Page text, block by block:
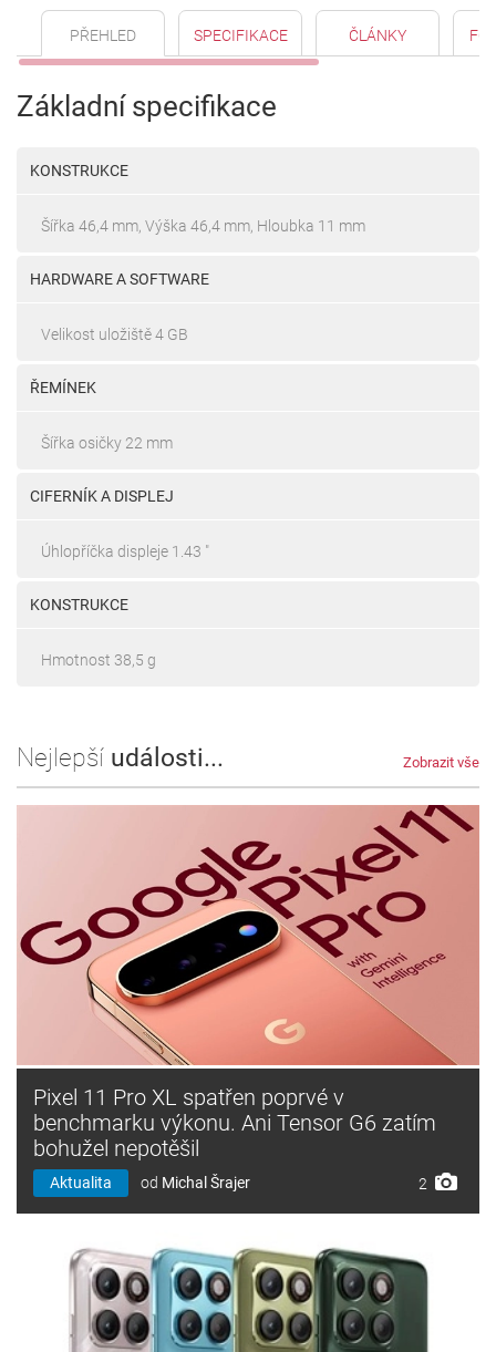
PŘEHLED SPECIFIKACE ČLÁNKY
Základní specifikace
KONSTRUKCE
Šířka 46,4 mm, Výška 46,4 mm, Hloubka 11 mm
HARDWARE A SOFTWARE
Velikost uložiště 4 GB
ŘEMÍNEK
Šířka osičky 22 mm
CIFERNÍK A DISPLEJ
Úhlopříčka displeje 1.43 "
KONSTRUKCE
Hmotnost 38,5 g
Nejlepší události... Zobrazit vše
Pixel 11 Pro XL spatřen poprvé v
benchmarku výkonu. Ani Tensor G6 zatím
bohužel nepotěšil
Aktualita od Michal Šrajer 2